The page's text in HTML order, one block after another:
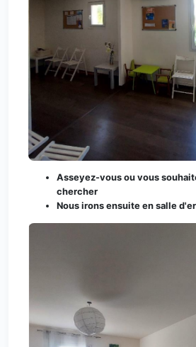
Asseyez-vous ou vous
chercher
Nous irons ensuite en salle